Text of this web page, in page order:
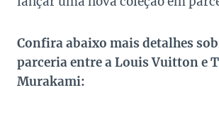
Confira abaixo mais detalhes
parceria entre a Louis Vuitton e
Murakami: